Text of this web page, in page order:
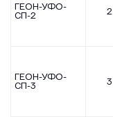
ГЕОН-УФО-
СП-2
2
ГЕОН-УФО-
СП-3
3